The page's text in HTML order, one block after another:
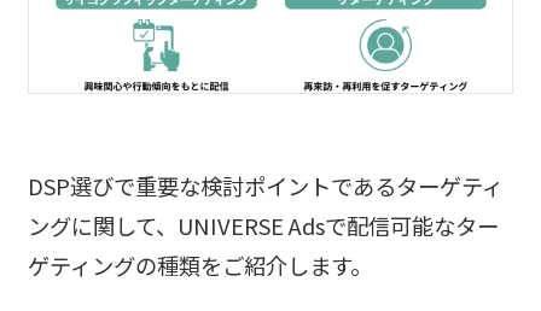
DSP選びで重要な検討ポイントであるターゲティ
ングに関して、UNIVERSE Adsで配信可能なター
ゲティングの種類をご紹介します。